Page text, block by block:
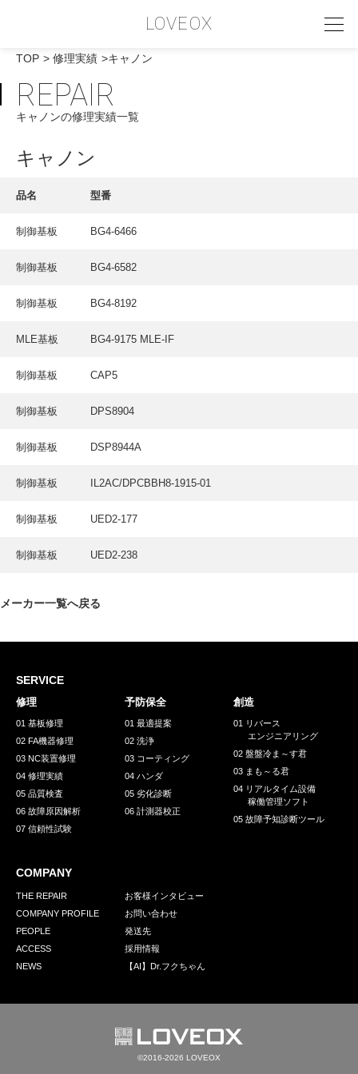
LOVEOX
PHILOSOPHY
フィロソフィー
COMPANY PROFILE
INTERVIEW
お客様インタビュー
RECRUIT
お問い合わせ /
TOP 修理実績 キャノン
REPAIR
キャノンの修理実績一覧
キャノン
品名 型番
制御基板 BG4-6466
制御基板 BG4-6582
制御基板 BG4-8192
MLE基板 BG4-9175 MLE-IF
制御基板 CAP5
制御基板 DPS8904
制御基板 DSP8944A
制御基板 IL2AC/DPCBBH8-1915-01
制御基板 UED2-177
制御基板 UED2-238
メーカー一覧へ戻る
SERVICE
修理
01 基板修理
02 FA機器修理
03 NC装置修理
04 修理実績
05 品質検査
06 故障原因解析
07 信頼性試験
予防保全
01 最適提案
02 洗浄
03 コーティング
04 ハンダ
05 劣化診断
06 計測器校正
創造
01 リバース
エンジニアリング
02 盤盤冷ま～す君
03 まも～る君
04 リアルタイム設備
稼働管理ソフト
05 故障予知診断ツール
COMPANY
THE REPAIR
COMPANY PROFILE
PEOPLE
ACCESS
NEWS
お客様インタビュー
お問い合わせ
発送先
採用情報
【AI】Dr.フクちゃん
©2016-2026 LOVEOX